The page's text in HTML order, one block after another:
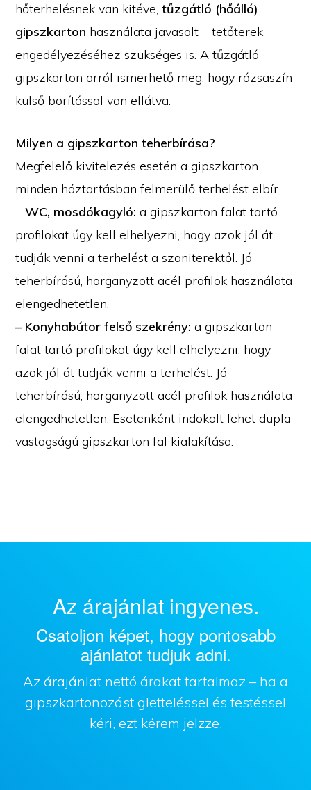
hőterhelésnek van kitéve,tűzgátló (hőálló)
gipszkarton használata javasolt – tetőterek
engedélyezéséhez szükséges is. A tűzgátló
gipszkarton arról ismerhető meg, hogy rózsaszín
külső borítással van ellátva.
Milyen a gipszkarton teherbírása?
Megfelelő kivitelezés esetén a gipszkarton
minden háztartásban felmerülő terhelést elbír.
–WC, mosdókagyló: a gipszkarton falat tartó
profilokat úgy kell elhelyezni, hogy azok jól át
tudják venni a terhelést a szaniterektől. Jó
teherbírású, horganyzott acél profilok használata
elengedhetetlen.
– Konyhabútor felső szekrény: a gipszkarton
falat tartó profilokat úgy kell elhelyezni, hogy
azok jól át tudják venni a terhelést. Jó
teherbírású, horganyzott acél profilok használata
elengedhetetlen. Esetenként indokolt lehet dupla
vastagságú gipszkarton fal kialakítása.
Az árajánlat ingyenes.
Csatoljon képet, hogy pontosabb
ajánlatot tudjuk adni.
Az árajánlat nettó árakat tartalmaz – ha a
gipszkartonozást gletteléssel és festéssel
kéri, ezt kérem jelzze.